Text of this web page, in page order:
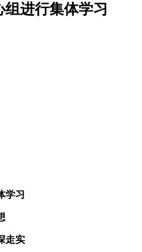
进行集体学习
学习
走实